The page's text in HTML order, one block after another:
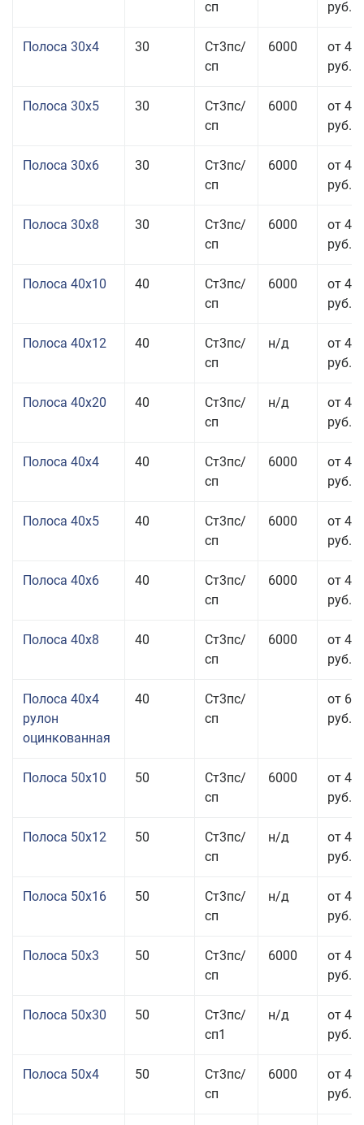
сп руб.
Полоса 30x4 30
Ст3пс/
сп
6000
от 43
руб.
Полоса 30x5 30
Ст3пс/
сп
6000
от 43
руб.
Полоса 30x6 30
Ст3пс/
сп
6000
от 46
руб.
Полоса 30x8 30
Ст3пс/
сп
6000
от 44
руб.
Полоса 40x10 40
Ст3пс/
сп
6000
от 45
руб.
Полоса 40x12 40
Ст3пс/
сп
н/д
от 44
руб.
Полоса 40x20 40
Ст3пс/
сп
н/д
от 47
руб.
Полоса 40x4 40
Ст3пс/
сп
6000
от 43
руб.
Полоса 40x5 40
Ст3пс/
сп
6000
от 43
руб.
Полоса 40x6 40
Ст3пс/
сп
6000
от 43
руб.
Полоса 40x8 40
Ст3пс/
сп
6000
от 43
руб.
Полоса 40x4
рулон
оцинкованная
40
Ст3пс/
сп
от 69
руб.
Полоса 50x10 50
Ст3пс/
сп
6000
от 46
руб.
Полоса 50x12 50
Ст3пс/
сп
н/д
от 44
руб.
Полоса 50x16 50
Ст3пс/
сп
н/д
от 49
руб.
Полоса 50x3 50
Ст3пс/
сп
6000
от 45
руб.
Полоса 50x30 50
Ст3пс/
сп1
н/д
от 44
руб.
Полоса 50x4 50
Ст3пс/
сп
6000
от 45
руб.